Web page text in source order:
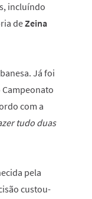
incluíndo
deZeina
Já foi
com a
tudo duas
pela
custou-